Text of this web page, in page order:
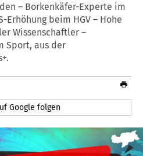
– Borkenkäfer-Experte im
Erhöhung beim HGV – Hohe
Wissenschaftler –
Sport, aus der
Google folgen